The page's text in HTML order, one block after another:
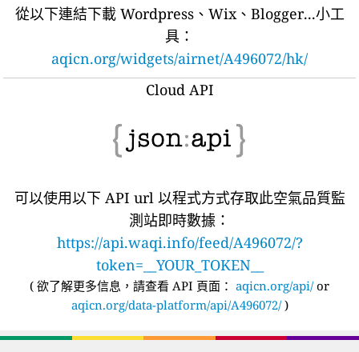
從以下連結下載 Wordpress、Wix、Blogger...小工
具：
aqicn.org/widgets/airnet/A496072/hk/
Cloud API
可以使用以下 API url 以程式方式存取此空氣品質監
測站即時數據：
https://api.waqi.info/feed/A496072/?
token=__YOUR_TOKEN__
( 欲了解更多信息，請查看 API 頁面： aqicn.org/api/or
aqicn.org/data-platform/api/A496072/)